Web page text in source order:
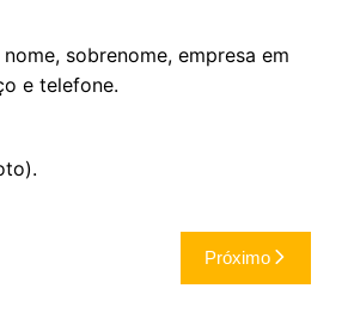
sobrenome, empresa em
e telefone.
Próximo